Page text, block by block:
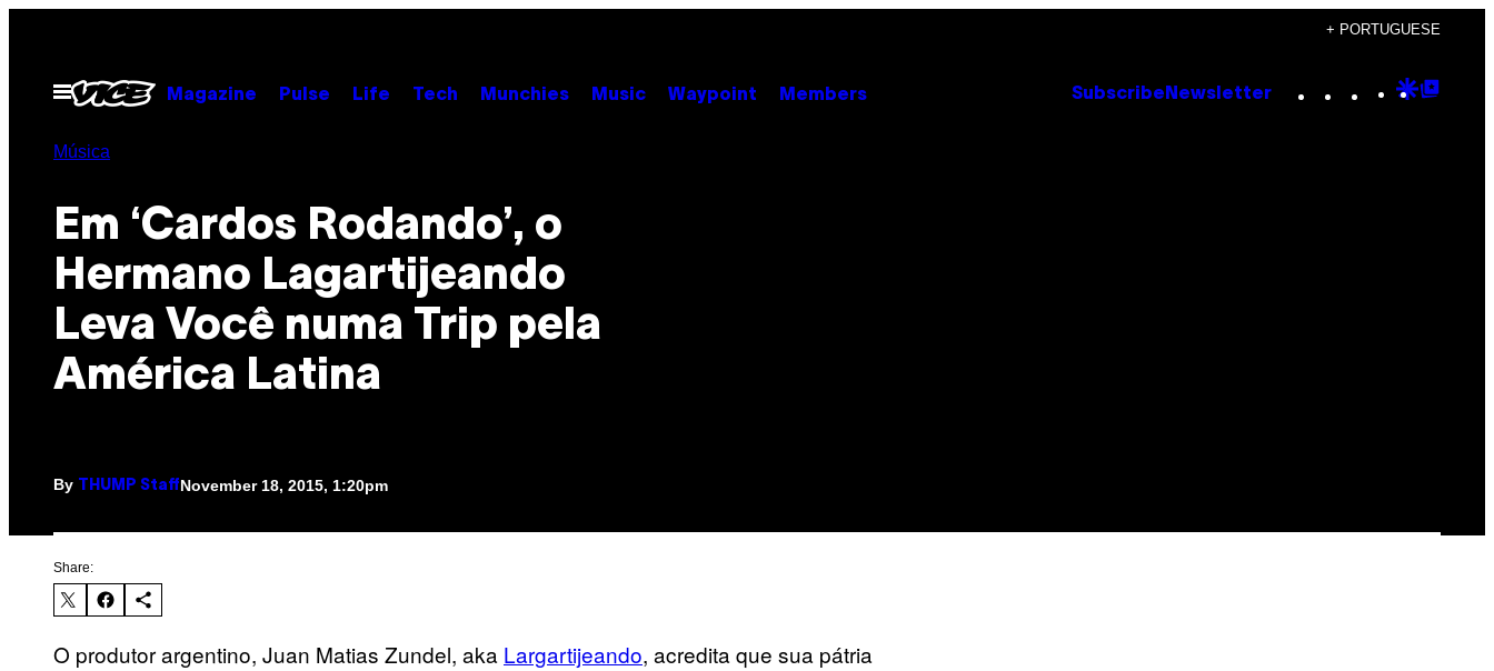
content
+ PORTUGUESE
Open
Menu
Magazine Pulse Life Tech Munchies Music Waypoint Members Subscribe Newsletter Instagram
TikTok
YouTube
Google
Música
Em ‘Cardos Rodando’, o
Hermano Lagartijeando
Leva Você numa Trip pela
América Latina
By THUMP StaffNovember 18, 2015, 1:20pm
Share:
O produtor argentino, Juan Matias Zundel, aka Largartijeando, acredita que sua pátria